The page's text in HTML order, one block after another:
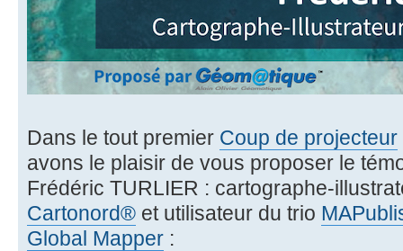
Dans le tout premier Coup de projecteur
avons le plaisir de vous proposer le
Frédéric TURLIER : cartographe-
Cartonord® et utilisateur du trio
Global Mapper :